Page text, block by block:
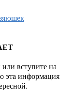
вступите на
эта информация